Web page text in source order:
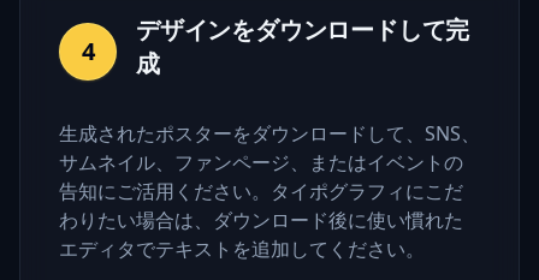
4
デザインをダウンロードして完
成
生成されたポスターをダウンロードして、SNS、
サムネイル、ファンページ、またはイベントの
告知にご活用ください。タイポグラフィにこだ
わりたい場合は、ダウンロード後に使い慣れた
エディタでテキストを追加してください。